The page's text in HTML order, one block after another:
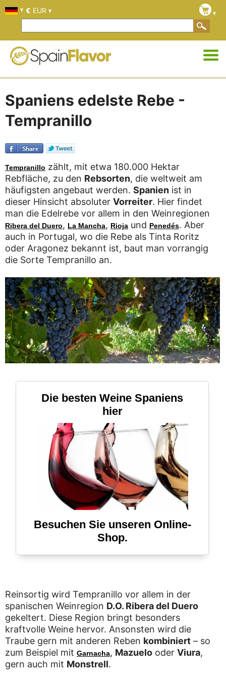
Spaniens edelste Rebe -
Tempranillo
Tempranillo zählt, mit etwa 180.000 Hektar
Rebfläche, zu den Rebsorten, die weltweit am
häufigsten angebaut werden. Spanien ist in
dieser Hinsicht absoluter Vorreiter. Hier findet
man die Edelrebe vor allem in den Weinregionen
Ribera del Duero, La Mancha, Rioja und Penedés. Aber
auch in Portugal, wo die Rebe als Tinta Roritz
oder Aragonez bekannt ist, baut man vorrangig
die Sorte Tempranillo an.
Die besten Weine Spaniens
hier
Besuchen Sie unseren Online-
Shop.
Reinsortig wird Tempranillo vor allem in der
spanischen Weinregion D.O. Ribera del Duero
gekeltert. Diese Region bringt besonders
kraftvolle Weine hervor. Ansonsten wird die
Traube gern mit anderen Reben kombiniert – so
zum Beispiel mit Garnacha, Mazuelo oder Viura,
gern auch mit Monstrell.
€ EUR